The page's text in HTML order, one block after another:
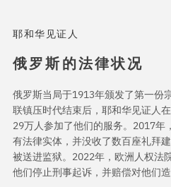
耶和华见证人
俄罗斯的法律状况
俄罗斯当局于1913年颁发了第一份
联镇压时代结束后，耶和华见证人
29万人参加了他们的服务。2017年
有法律实体，并没收了数百座礼拜
被送进监狱。2022年，欧洲人权法
他们停止刑事起诉，并赔偿对他们造